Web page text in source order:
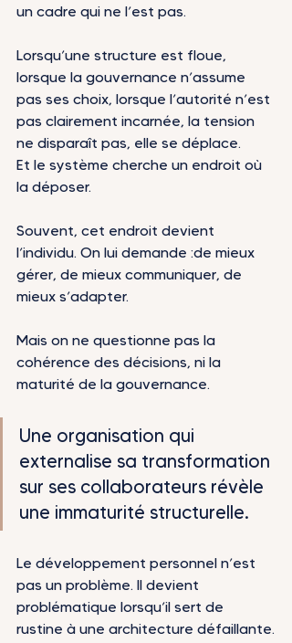
un cadre qui ne l’est pas.
Lorsqu’une structure est floue,
lorsque la gouvernance n’assume
pas ses choix, lorsque l’autorité n’est
pas clairement incarnée, la tension
ne disparaît pas, elle se déplace.
Et le système cherche un endroit où
la déposer.
Souvent, cet endroit devient
l’individu. On lui demande :de mieux
gérer, de mieux communiquer, de
mieux s’adapter.
Mais on ne questionne pas la
cohérence des décisions, ni la
maturité de la gouvernance.
Une organisation qui
externalise sa transformation
sur ses collaborateurs révèle
une immaturité structurelle.
Le développement personnel n’est
pas un problème. Il devient
problématique lorsqu’il sert de
rustine à une architecture défaillante.